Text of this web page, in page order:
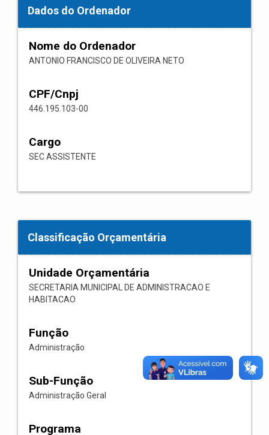
Dados do Ordenador
Nome do Ordenador
ANTONIO FRANCISCO DE OLIVEIRA NETO
CPF/Cnpj
446.195.103-00
Cargo
SEC ASSISTENTE
Classificação Orçamentária
Unidade Orçamentária
SECRETARIA MUNICIPAL DE ADMINISTRACAO E
HABITACAO
Função
Administração
Sub-Função
Administração Geral
Programa